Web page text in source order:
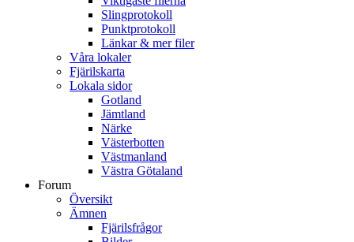
Slingprotokoll
Punktprotokoll
Länkar & mer filer
Våra lokaler
Fjärilskarta
Lokala sidor
Gotland
Jämtland
Närke
Västerbotten
Västmanland
Västra Götaland
Forum
Översikt
Ämnen
Fjärilsfrågor